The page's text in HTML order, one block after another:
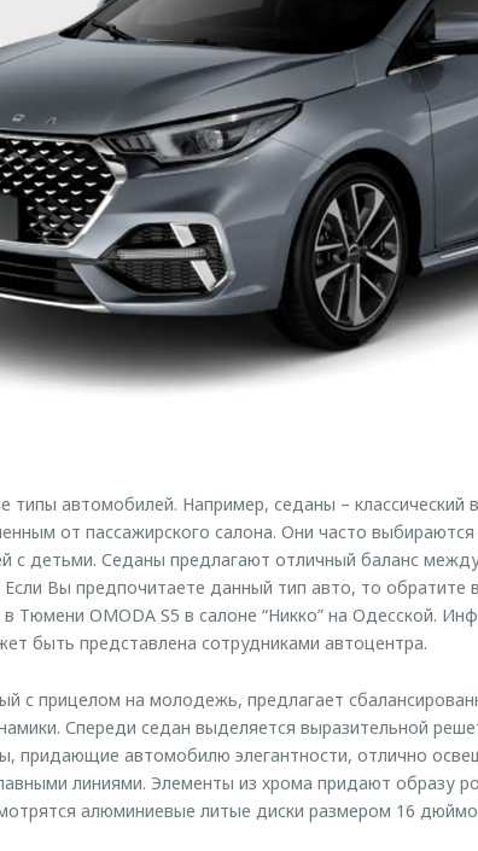
типы автомобилей. Например, седаны – классический
от пассажирского салона. Они часто
с детьми. Седаны предлагают отличный баланс
Вы предпочитаете данный тип авто, то обратите
Тюмени OMODA S5 в салоне “Никко” на Одесской.
быть представлена сотрудниками автоцентра.
с прицелом на молодежь, предлагает
Спереди седан выделяется выразительной
придающие автомобилю элегантности, отлично
линиями. Элементы из хрома придают образу
алюминиевые литые диски размером 16